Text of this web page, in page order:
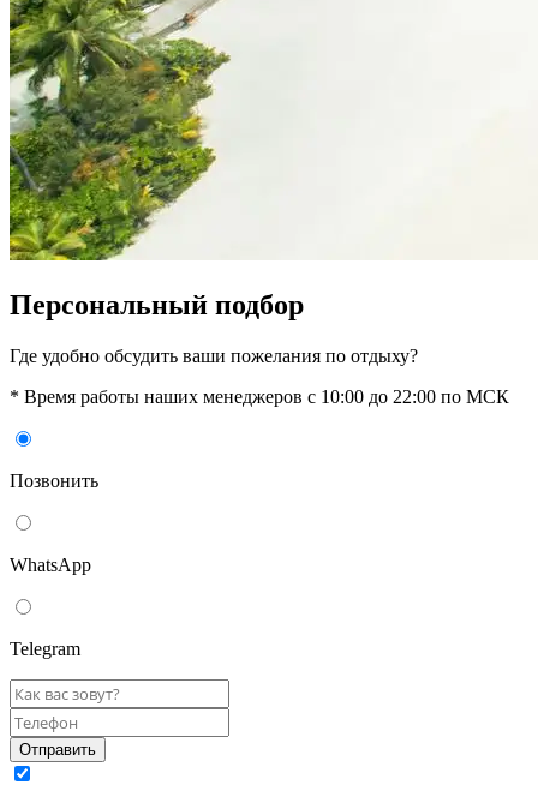
Персональный подбор
Где удобно обсудить ваши пожелания по отдыху?
* Время работы наших менеджеров с 10:00 до 22:00 по МСК
Позвонить
WhatsАpp
Telegram
Отправить